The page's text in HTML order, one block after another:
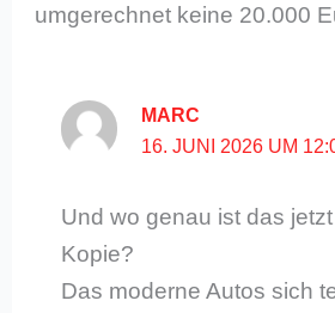
umgerechnet keine 20.000
MARC
16. JUNI 2026 UM
Und wo genau ist das
Kopie?
Das moderne Autos sich